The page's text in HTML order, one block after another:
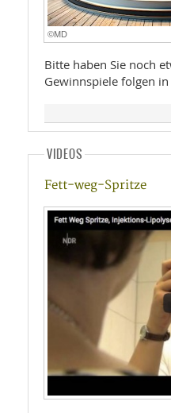
©MD
Bitte haben Sie noch
Gewinnspiele folgen in
VIDEOS
Fett-weg-Spritze